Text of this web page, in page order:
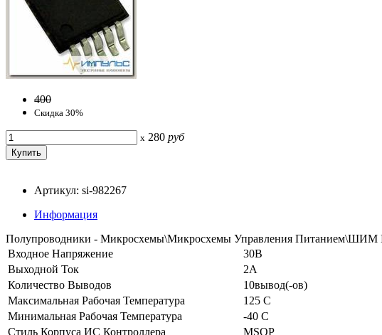
400
Скидка 30%
x 280 руб
Артикул: si-982267
Информация
Полупроводники - Микросхемы\Микросхемы Управления Питанием\ШИМ
Входное Напряжение
30В
Выходной Ток
2А
Количество Выводов
10вывод(-ов)
Максимальная Рабочая Температура
125 C
Минимальная Рабочая Температура
-40 C
Стиль Корпуса ИС Контроллера
MSOP